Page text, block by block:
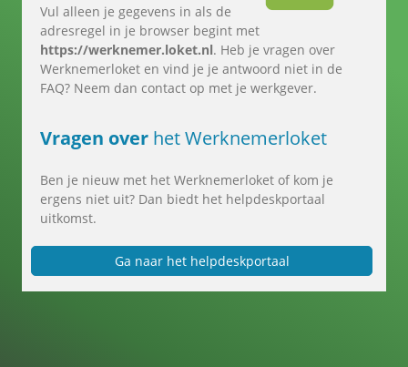
Vul alleen je gegevens in als de
adresregel in je browser begint met
https://werknemer.loket.nl. Heb je vragen over
Werknemerloket en vind je je antwoord niet in de
FAQ? Neem dan contact op met je werkgever.
Vragen over het Werknemerloket
Ben je nieuw met het Werknemerloket of kom je
ergens niet uit? Dan biedt het helpdeskportaal
uitkomst.
Ga naar het helpdeskportaal